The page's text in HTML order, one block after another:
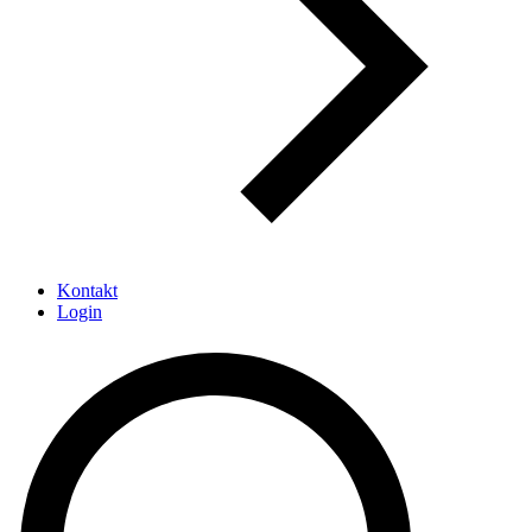
Kontakt
Login